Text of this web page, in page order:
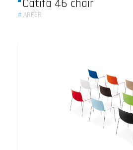
Catifa 46 chair
#ARPER